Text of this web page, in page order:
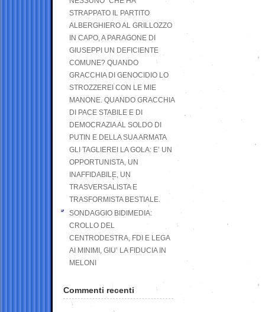
STRAPPATO IL PARTITO
ALBERGHIERO AL GRILLOZZO
IN CAPO, A PARAGONE DI
GIUSEPPI UN DEFICIENTE
COMUNE? QUANDO
GRACCHIA DI GENOCIDIO LO
STROZZEREI CON LE MIE
MANONE. QUANDO GRACCHIA
DI PACE STABILE E DI
DEMOCRAZIA AL SOLDO DI
PUTIN E DELLA SUA ARMATA
GLI TAGLIEREI LA GOLA: E’ UN
OPPORTUNISTA, UN
INAFFIDABILE, UN
TRASVERSALISTA E
TRASFORMISTA BESTIALE.
SONDAGGIO BIDIMEDIA:
CROLLO DEL
CENTRODESTRA, FDI E LEGA
AI MINIMI, GIU’ LA FIDUCIA IN
MELONI
Commenti recenti